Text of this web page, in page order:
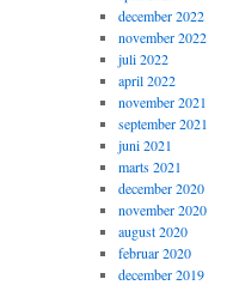
december 2022
november 2022
juli 2022
april 2022
november 2021
september 2021
juni 2021
marts 2021
december 2020
november 2020
august 2020
februar 2020
december 2019